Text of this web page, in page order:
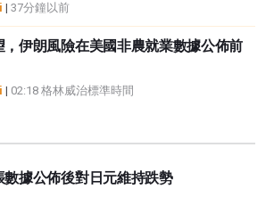
| 37分鐘以前
伊朗風險在美國非農就業數據公佈前
| 02:18 格林威治標準時間
據公佈後對日元維持跌勢